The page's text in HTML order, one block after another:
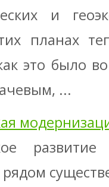
и
планах
это было
...